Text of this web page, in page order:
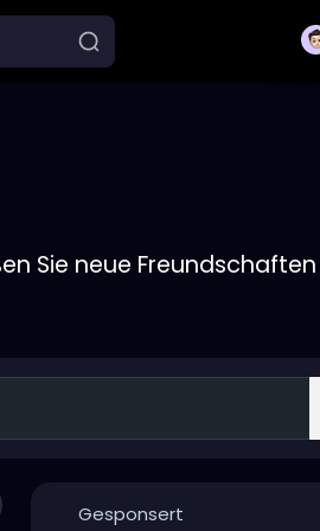
Sie neue Freundschaften
Gesponsert